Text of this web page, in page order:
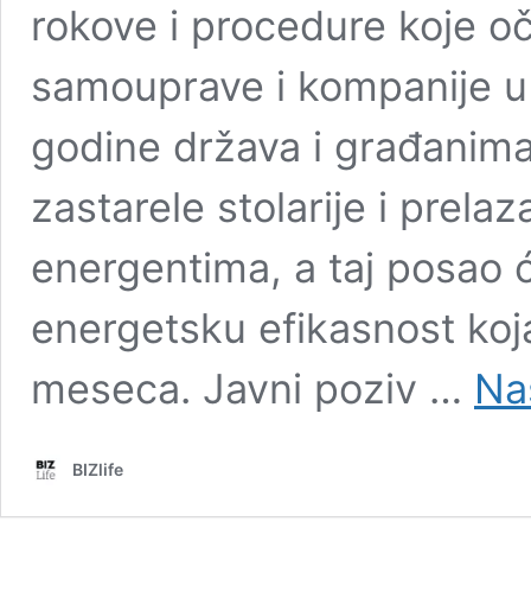
rokove i procedure koje
samouprave i kompanije
godine država i
zastarele stolarije i
energentima, a taj posao
energetsku efikasnost
meseca. Javni poziv …
BIZlife